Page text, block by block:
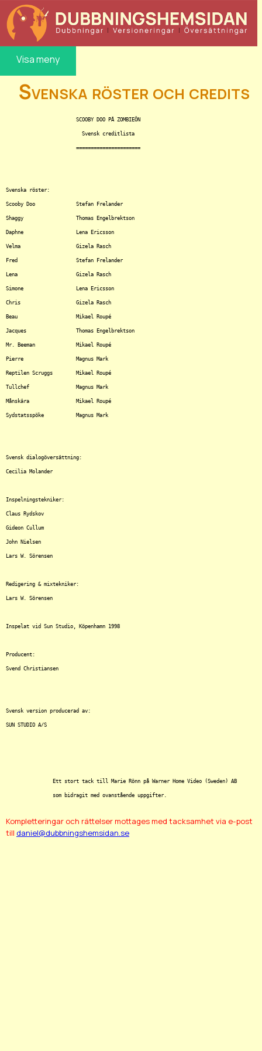
Visa meny
Svenska röster och credits
Svenska röster:
Scooby Doo		Stefan Frelander
Shaggy			Thomas Engelbrektson
Daphne			Lena Ericsson
Velma			Gizela Rasch
Fred			Stefan Frelander
Lena			Gizela Rasch
Simone			Lena Ericsson
Chris			Gizela Rasch
Beau			Mikael Roupé
Jacques			Thomas Engelbrektson
Mr. Beeman		Mikael Roupé
Pierre			Magnus Mark
Reptilen Scruggs	Mikael Roupé
Tullchef		Magnus Mark
Månskära		Mikael Roupé
Sydstatsspöke		Magnus Mark
Svensk dialogöversättning:
Cecilia Molander
Inspelningstekniker:
Claus Rydskov
Gideon Cullum
John Nielsen
Lars W. Sörensen
Redigering & mixtekniker:
Lars W. Sörensen
Inspelat vid Sun Studio, Köpenhamn 1998
Producent:
Svend Christiansen
Svensk version producerad av:
SUN STUDIO A/S
Kompletteringar och rättelser mottages med tacksamhet via e-post
till daniel@dubbningshemsidan.se